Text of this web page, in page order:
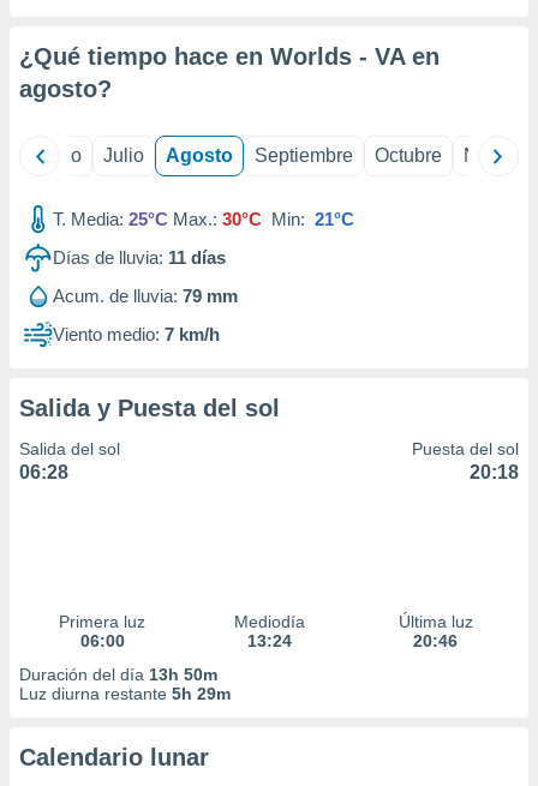
e
mediante
publicidad
publicidad
de
1199
¿Qué tiempo hace en Worlds - VA en
agosto?
Junio Julio Agosto Septiembre Octubre
T. Media: 25°C Max.: 30°C Min: 21°C
Días de lluvia: 11 días
Acum. de lluvia: 79 mm
Viento medio: 7 km/h
Salida y Puesta del sol
Salida del sol
06:28
Puesta del sol
20:18
Primera luz
06:00
Mediodía
13:24
Última luz
20:46
Duración del día 13h 50m
Luz diurna restante 5h 29m
Calendario lunar